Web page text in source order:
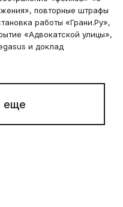
повторные штрафы
работы «Грани.Ру»,
«Адвокатской улицы»,
и доклад
еще